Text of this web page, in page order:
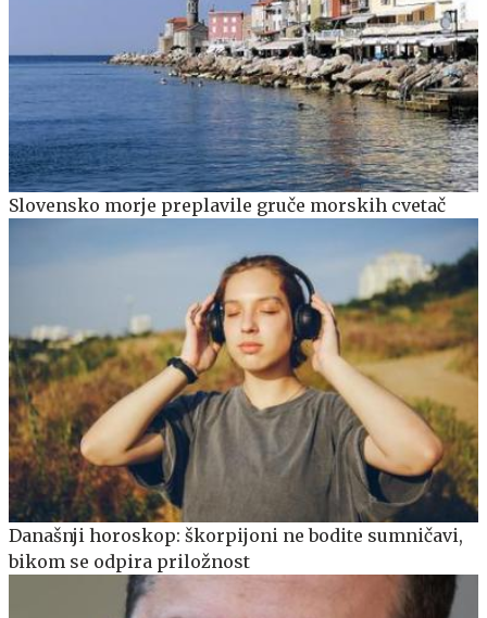
Slovensko morje preplavile gruče morskih cvetač
Današnji horoskop: škorpijoni ne bodite sumničavi,
bikom se odpira priložnost